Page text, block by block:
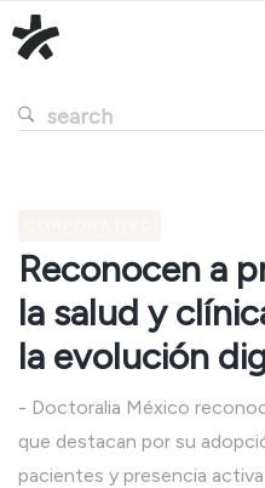
Reconocen a
la salud y
la evolución
- Doctoralia México
que destacan por su
pacientes y presencia